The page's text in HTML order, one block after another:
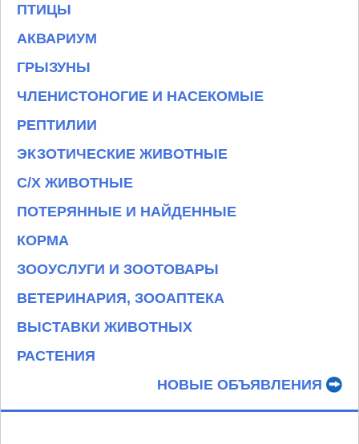
ПТИЦЫ
АКВАРИУМ
ГРЫЗУНЫ
ЧЛЕНИСТОНОГИЕ И НАСЕКОМЫЕ
РЕПТИЛИИ
ЭКЗОТИЧЕСКИЕ ЖИВОТНЫЕ
С/Х ЖИВОТНЫЕ
ПОТЕРЯННЫЕ И НАЙДЕННЫЕ
КОРМА
ЗООУСЛУГИ И ЗООТОВАРЫ
ВЕТЕРИНАРИЯ, ЗООАПТЕКА
ВЫСТАВКИ ЖИВОТНЫХ
РАСТЕНИЯ
НОВЫЕ ОБЪЯВЛЕНИЯ